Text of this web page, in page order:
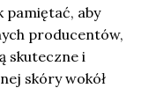
pamiętać, aby
producentów,
skuteczne i
skóry wokół